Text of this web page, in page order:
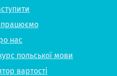
нас
польської мови
вартості